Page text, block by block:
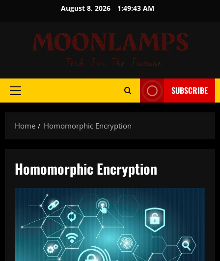
August 8, 2026 1:49:43 AM
Primary
SUBSCRIBE
Home Homomorphic Encryption
Homomorphic Encryption